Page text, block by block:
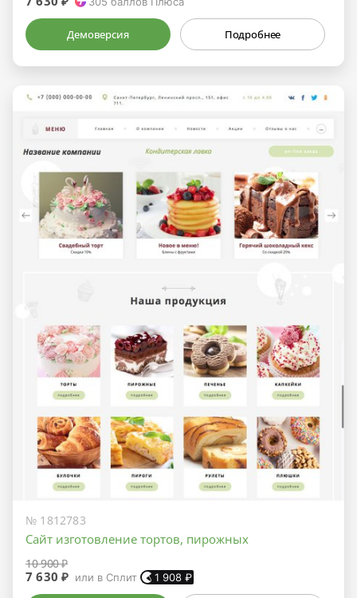
Демоверсия Подробнее
№ 1812783
Сайт изготовление тортов, пирожных
10 900 ₽
7 630 ₽ или в Сплит 1 908 ₽